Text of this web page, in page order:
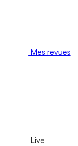
Mes revues
Live